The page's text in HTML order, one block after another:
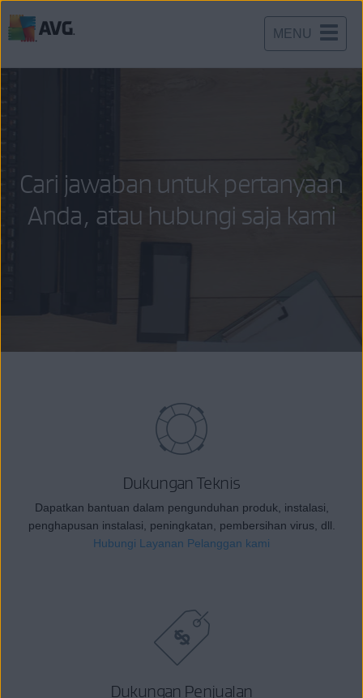
MENU
menuju
Cari jawaban untuk pertanyaan
Anda, atau hubungi saja kami
Dukungan Teknis
Dapatkan bantuan dalam pengunduhan produk, instalasi,
penghapusan instalasi, peningkatan, pembersihan virus, dll.
Hubungi Layanan Pelanggan kami
Dukungan Penjualan